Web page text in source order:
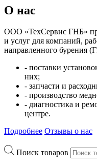
О нас
ООО «ТехСервис ГНБ»
и услуг для компаний,
направленного бурения
- поставки
них;
- запчасти и
- производство
- диагностика и
центре.
Подробнее Отзывы о нас
Поиск товаров